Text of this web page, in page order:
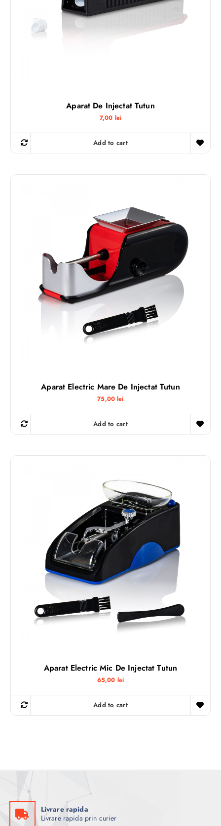
Aparat De Injectat Tutun
7,00 lei
Add to cart
Aparat Electric Mare De Injectat Tutun
75,00lei
Add to cart
Aparat Electric Mic De Injectat Tutun
65,00 lei
Add to cart
Livrare rapida
Livrare rapida prin curier